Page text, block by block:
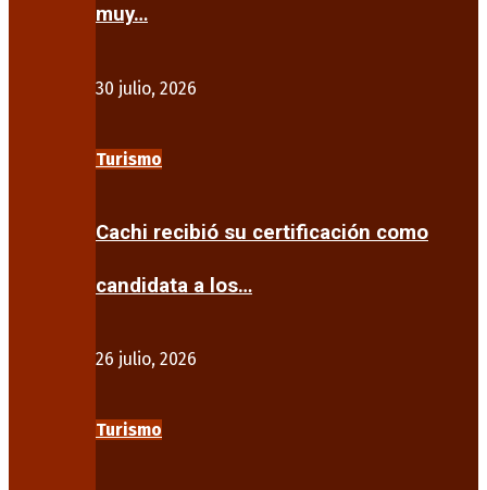
muy…
30 julio, 2026
Turismo
Cachi recibió su certificación como
candidata a los…
26 julio, 2026
Turismo